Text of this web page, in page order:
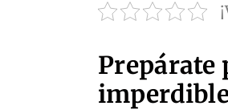
Prepárate